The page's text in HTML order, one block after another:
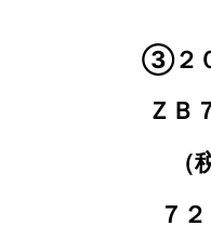
③２
ＺＢ
（
７